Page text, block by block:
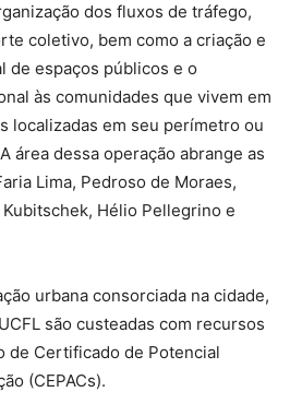
dos fluxos de tráfego,
coletivo, bem como a criação e
de espaços públicos e o
às comunidades que vivem em
localizadas em seu perímetro ou
área dessa operação abrange as
Lima, Pedroso de Moraes,
Hélio Pellegrino e
urbana consorciada na cidade,
são custeadas com recursos
de Certificado de Potencial
(CEPACs).